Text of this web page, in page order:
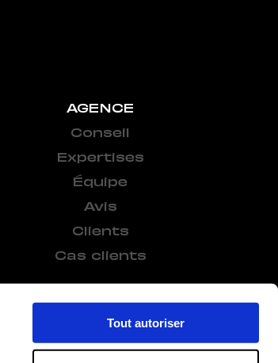
Tout autoriser
AGENCE
Conseil
Expertises
Équipe
Avis
Clients
Cas clients